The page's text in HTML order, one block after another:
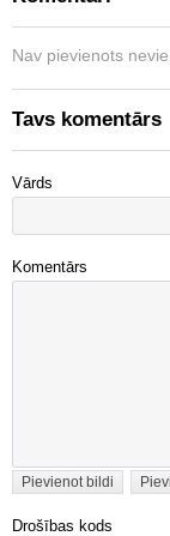
Nav pievienots
Tavs komentārs
Vārds
Komentārs
Pievienot bildi
Drošības kods